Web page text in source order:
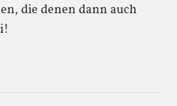
die denen dann auch